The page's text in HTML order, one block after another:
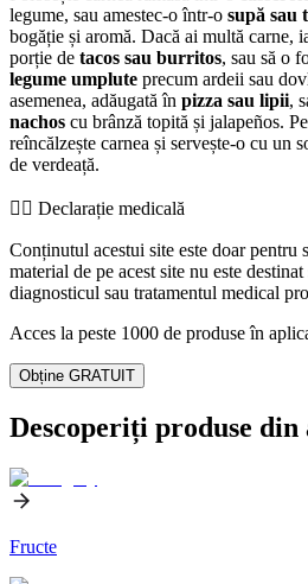
legume, sau amestec-o într-o supă sau
bogăție și aromă. Dacă ai multă carne,
porție de tacos sau burritos, sau să o
legume umplute precum ardeii sau
asemenea, adăugată în pizza sau lipii,
nachos cu brânză topită și jalapeños.
reîncălzește carnea și servește-o cu un
de verdeață.
👨‍⚕️️ Declarație medicală
Conținutul acestui site este doar
material de pe acest site nu este
diagnosticul sau tratamentul medical
Acces la peste 1000 de produse în
Obține GRATUIT
Descoperiți produse
Fructe